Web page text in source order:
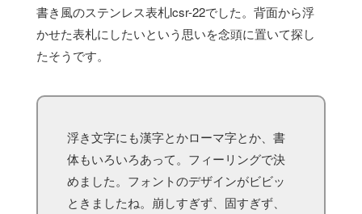
書き風のステンレス表札lcsr-22でした。背面から浮
かせた表札にしたいという思いを念頭に置いて探し
たそうです。
浮き文字にも漢字とかローマ字とか、書
体もいろいろあって。フィーリングで決
めました。フォントのデザインがビビッ
ときましたね。崩しすぎず、固すぎず、